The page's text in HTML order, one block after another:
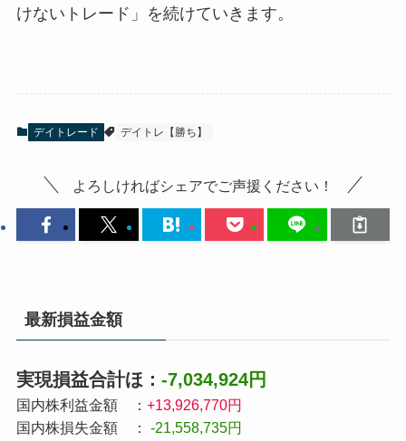
けないトレード」を続けていきます。
デイトレード デイトレ【勝ち】
よろしければシェアでご声援ください！
最新損益金額
実現損益合計ほ： -7,034,924円
国内株利益金額 ： +13,926,770円
国内株損失金額 ：
-21,558,735円